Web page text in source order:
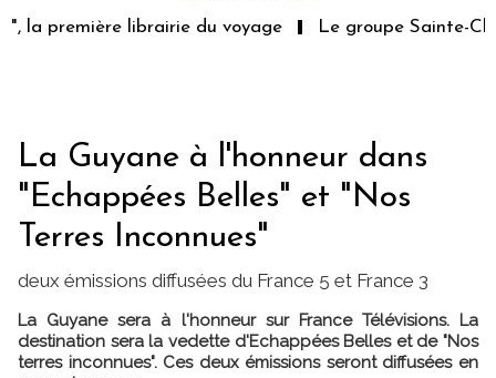
première librairie du voyage Le groupe Sainte-
La Guyane à l'honneur dans
"Echappées Belles" et "Nos
Terres Inconnues"
deux émissions diffusées du France 5 et France 3
La Guyane sera à l'honneur sur France Télévisions. La
destination sera la vedette d'Echappées Belles et de "Nos
terres inconnues". Ces deux émissions seront diffusées en